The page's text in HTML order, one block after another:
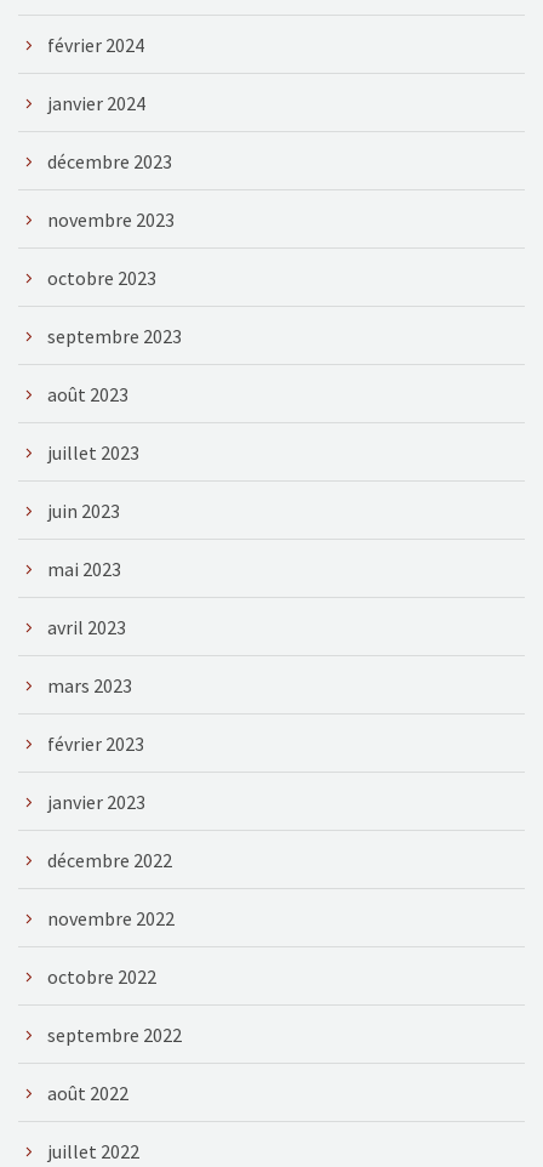
février 2024
janvier 2024
décembre 2023
novembre 2023
octobre 2023
septembre 2023
août 2023
juillet 2023
juin 2023
mai 2023
avril 2023
mars 2023
février 2023
janvier 2023
décembre 2022
novembre 2022
octobre 2022
septembre 2022
août 2022
juillet 2022